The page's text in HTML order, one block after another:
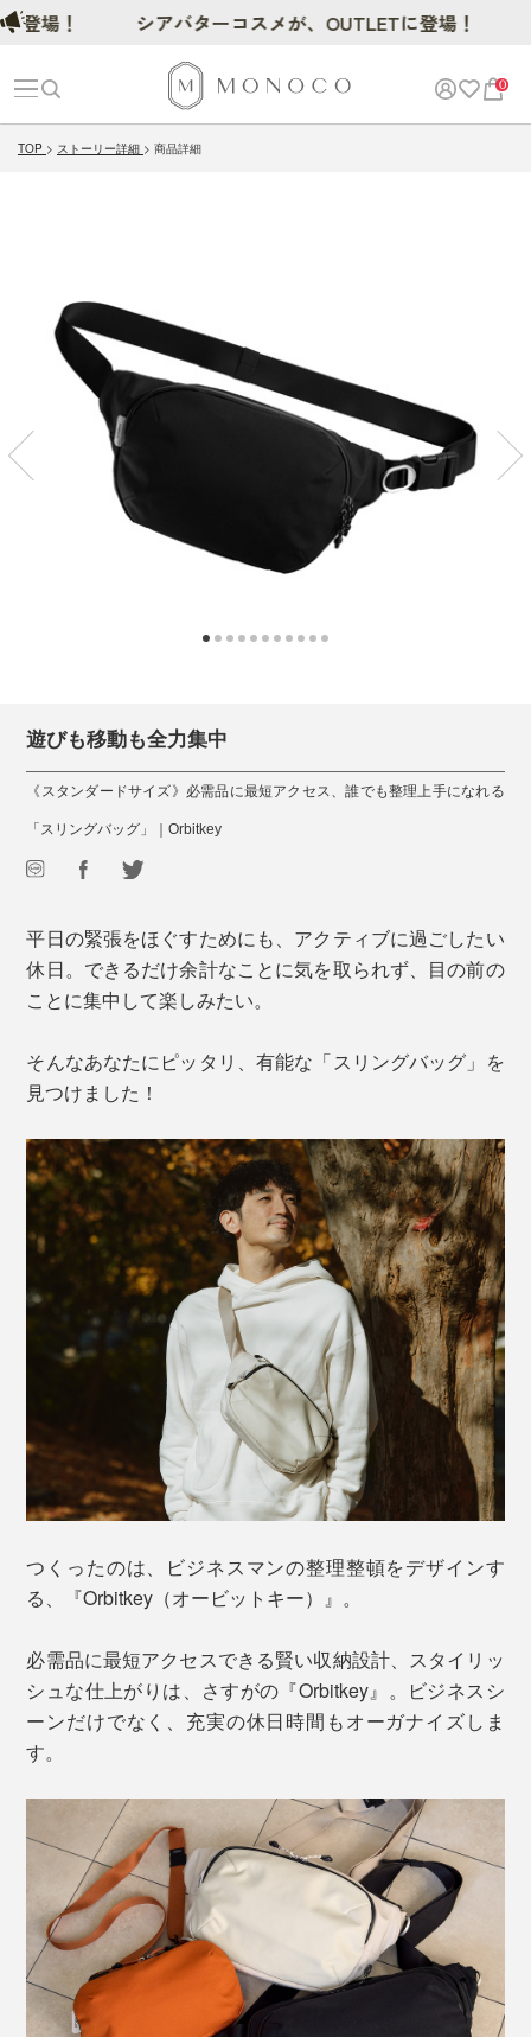
0
TOP ストーリー詳細 商品詳細
遊びも移動も全力集中
《スタンダードサイズ》必需品に最短アクセス、誰でも整理上手になれる
「スリングバッグ」｜Orbitkey
平日の緊張をほぐすためにも、アクティブに過ごしたい
休日。できるだけ余計なことに気を取られず、目の前の
ことに集中して楽しみたい。
そんなあなたにピッタリ、有能な「スリングバッグ」を
見つけました！
つくったのは、ビジネスマンの整理整頓をデザインす
る、『Orbitkey（オービットキー）』。
必需品に最短アクセスできる賢い収納設計、スタイリッ
シュな仕上がりは、さすがの『Orbitkey』。ビジネスシ
ーンだけでなく、充実の休日時間もオーガナイズしま
す。
！ シアバターコスメが、OUTLETに登場！